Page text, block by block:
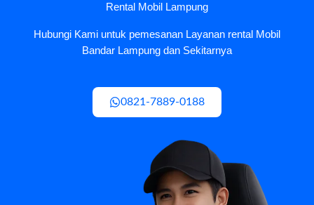
Rental Mobil Lampung
Hubungi Kami untuk pemesanan Layanan rental Mobil
Bandar Lampung dan Sekitarnya
0821-7889-0188